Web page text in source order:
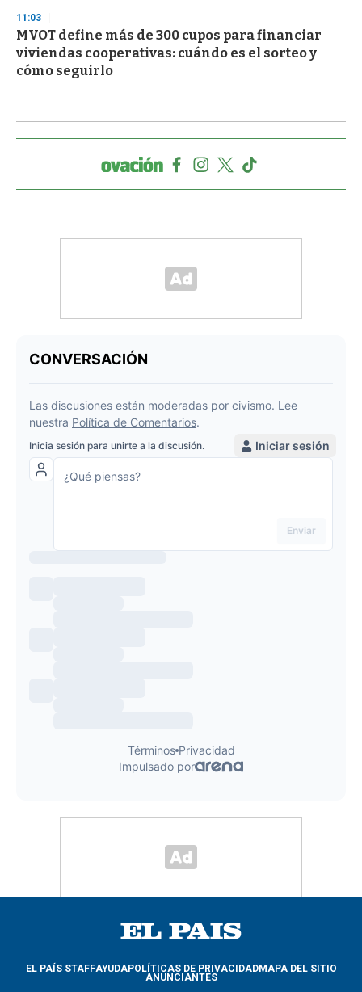
11:03
MVOT define más de 300 cupos para financiar
viviendas cooperativas: cuándo es el sorteo y
cómo seguirlo
EL PAÍS STAFFAYUDAPOLÍTICAS DE PRIVACIDADMAPA DEL SITIO
ANUNCIANTES